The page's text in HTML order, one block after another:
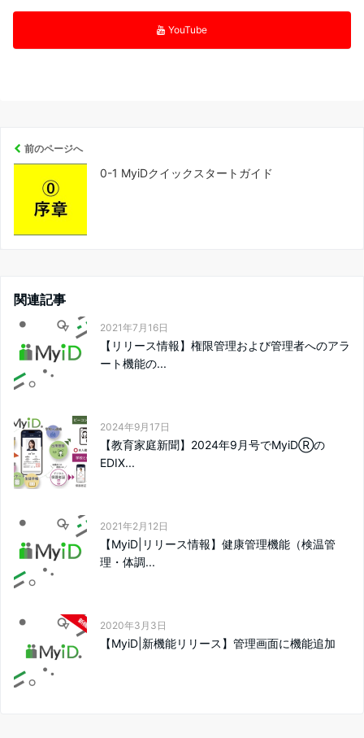
YouTube
前のページへ
0-1 MyiDクイックスタートガイド
関連記事
2021年7月16日
【リリース情報】権限管理および管理者へのアラ
ート機能の...
2024年9月17日
【教育家庭新聞】2024年9月号でMyiDⓇの
EDIX...
2021年2月12日
【MyiD|リリース情報】健康管理機能（検温管
理・体調...
2020年3月3日
【MyiD|新機能リリース】管理画面に機能追加